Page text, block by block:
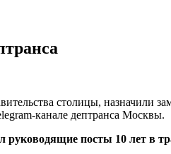
столицы, назначили
канале дептранса Москвы.
посты 10 лет в